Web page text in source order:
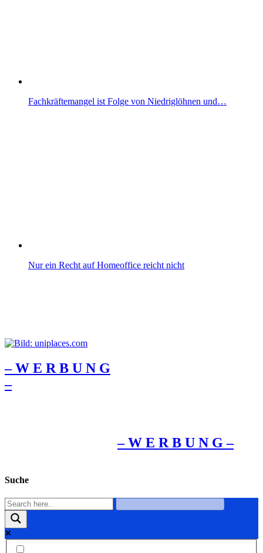
Fachkräftemangel ist Folge von Niedriglöhnen und…
Nur ein Recht auf Homeoffice reicht nicht
– W Ε R Β U Ν G
–
– W Ε R Β U Ν G –
Suche